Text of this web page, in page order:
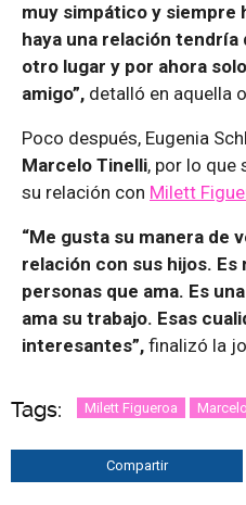
muy simpático y siempre
haya una relación
otro lugar y por ahora
amigo”, detalló en aquella
Poco después, Eugenia
Marcelo Tinelli, por lo que
su relación con Milett
“Me gusta su manera de
relación con sus hijos.
personas que ama. Es
ama su trabajo. Esas
interesantes”, finalizó la
Tags: Milett Figueroa
Compartir